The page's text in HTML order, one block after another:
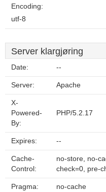
Encoding:
utf-8
Server klargjøring
Date: --
Server: Apache
X-
Powered-
By:
PHP/5.2.17
Expires: --
Cache-
Control:
no-store, no-
check=0, pre-
Pragma: no-cache